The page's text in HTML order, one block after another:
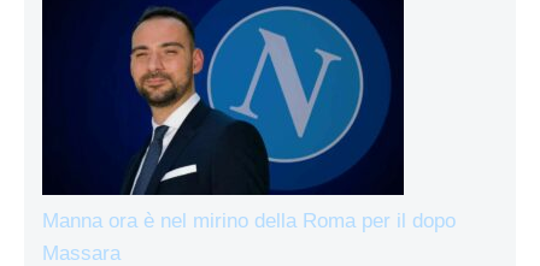
Manna ora è nel mirino della Roma per il dopo
Massara